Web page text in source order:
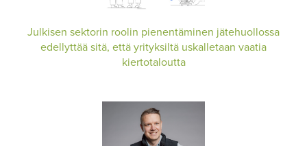
Julkisen sektorin roolin pienentäminen jätehuollossa
edellyttää sitä, että yrityksiltä uskalletaan vaatia
kiertotaloutta